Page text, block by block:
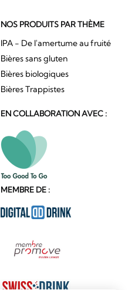
NOS PRODUITS PAR THÈME
IPA - De l'amertume au fruité
Bières sans gluten
Bières biologiques
Bières Trappistes
EN COLLABORATION AVEC :
MEMBRE DE :